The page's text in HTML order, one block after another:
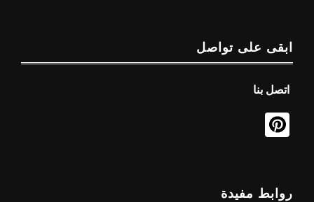
ابقى على تواصل
اتصل بنا
روابط مفيدة